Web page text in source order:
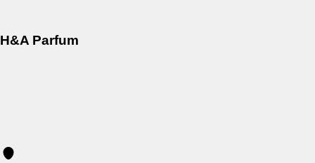
H&A Parfum